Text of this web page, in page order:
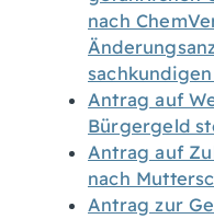
nach
Antrag auf
Bürgergeld
Antrag auf
nach
Antrag zur